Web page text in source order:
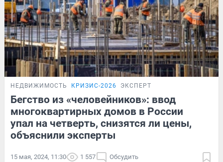
НЕДВИЖИМОСТЬ КРИЗИС-2026 ЭКСПЕРТ
Бегство из «человейников»: ввод
многоквартирных домов в России
упал на четверть, снизятся ли цены,
объяснили эксперты
15 мая, 2024, 11:30 1 557 Обсудить